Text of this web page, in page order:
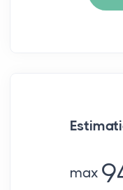
max